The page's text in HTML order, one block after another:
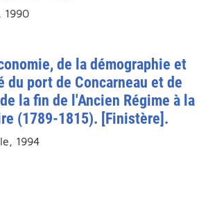
1990
de la démographie et
du port de Concarneau et de
la fin de l'Ancien Régime à la
(1789-1815). [Finistère].
1994